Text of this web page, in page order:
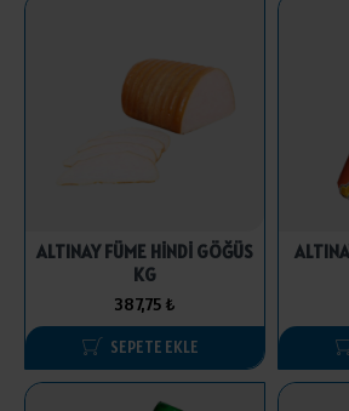
ALTINAY FÜME HİNDİ GÖĞÜS
KG
387,75 ₺
SEPETE EKLE